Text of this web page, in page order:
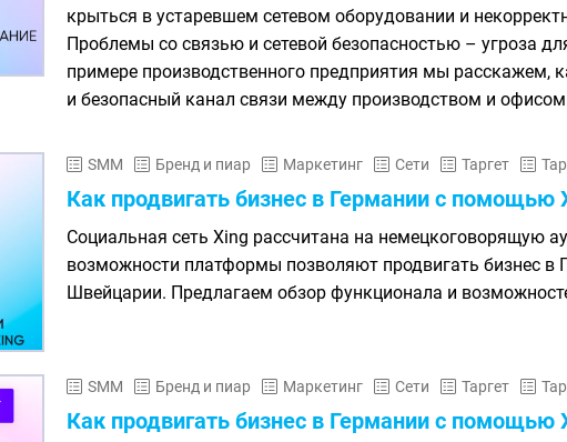
крыться в устаревшем сетевом оборудовании и
Проблемы со связью и сетевой безопасностью – угроза
примере производственного предприятия мы расскажем,
и безопасный канал связи между производством и
SMM Бренд и пиар Маркетинг Сети Таргет
Как продвигать бизнес в Германии с помощью
Социальная сеть Xing рассчитана на немецкоговорящую
возможности платформы позволяют продвигать бизнес в
Швейцарии. Предлагаем обзор функционала и
SMM Бренд и пиар Маркетинг Сети Таргет
Как продвигать бизнес в Германии с помощью